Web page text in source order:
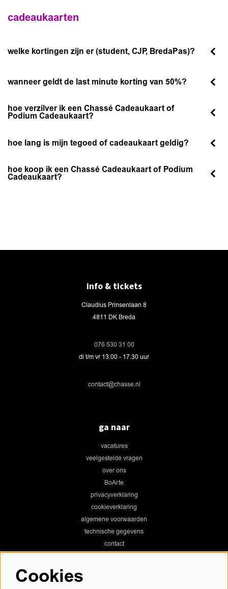
cadeaukaarten
welke kortingen zijn er (student, CJP, BredaPas)?
wanneer geldt de last minute korting van 50%?
hoe verzilver ik een Chassé Cadeaukaart of
Podium Cadeaukaart?
hoe lang is mijn tegoed of cadeaukaart geldig?
hoe koop ik een Chassé Cadeaukaart of Podium
Cadeaukaart?
info & tickets
Claudius Prinsenlaan 8
4811 DK Breda
076 530 31 00
di t/m vr 13.00 - 17.30 uur
contact@chasse.nl
ga naar
vacatures
veelgestelde vragen
over ons
BoArte
privacyverklaring
cookieverklaring
algemene voorwaarden
technische gegevens
contact
Cookies